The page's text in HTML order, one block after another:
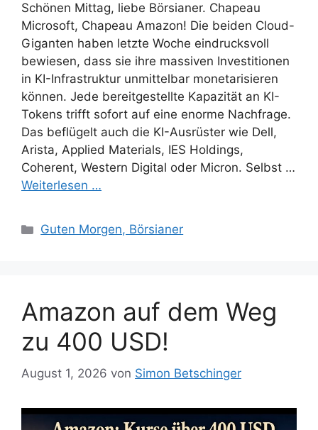
Schönen Mittag, liebe Börsianer. Chapeau
Microsoft, Chapeau Amazon! Die beiden Cloud-
Giganten haben letzte Woche eindrucksvoll
bewiesen, dass sie ihre massiven Investitionen
in KI-Infrastruktur unmittelbar monetarisieren
können. Jede bereitgestellte Kapazität an KI-
Tokens trifft sofort auf eine enorme Nachfrage.
Das beflügelt auch die KI-Ausrüster wie Dell,
Arista, Applied Materials, IES Holdings,
Coherent, Western Digital oder Micron. Selbst …
Weiterlesen …
Kategorien
Guten Morgen, Börsianer
Amazon auf dem Weg
zu 400 USD!
August 1, 2026 von Simon Betschinger